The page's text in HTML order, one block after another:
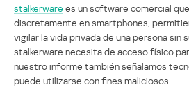
stalkerware es un software comercial
discretamente en smartphones,
vigilar la vida privada de una persona sin
stalkerware necesita de acceso físico
nuestro informe también señalamos
puede utilizarse con fines maliciosos.